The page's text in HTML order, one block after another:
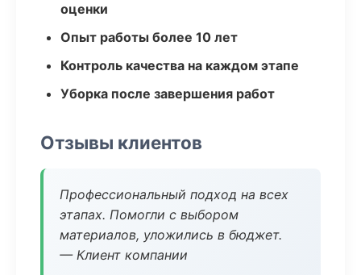
оценки
Опыт работы более 10 лет
Контроль качества на каждом этапе
Уборка после завершения работ
Отзывы клиентов
Профессиональный подход на всех
этапах. Помогли с выбором
материалов, уложились в бюджет.
— Клиент компании